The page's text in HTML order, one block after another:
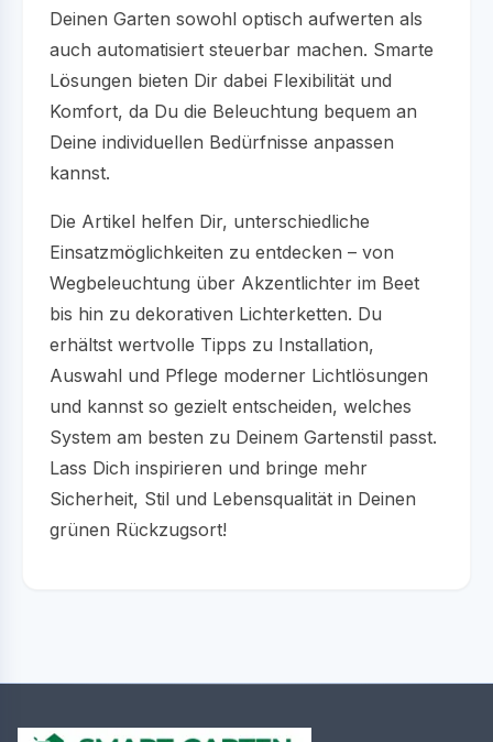
Deinen Garten sowohl optisch aufwerten als
auch automatisiert steuerbar machen. Smarte
Lösungen bieten Dir dabei Flexibilität und
Komfort, da Du die Beleuchtung bequem an
Deine individuellen Bedürfnisse anpassen
kannst.
Die Artikel helfen Dir, unterschiedliche
Einsatzmöglichkeiten zu entdecken – von
Wegbeleuchtung über Akzentlichter im Beet
bis hin zu dekorativen Lichterketten. Du
erhältst wertvolle Tipps zu Installation,
Auswahl und Pflege moderner Lichtlösungen
und kannst so gezielt entscheiden, welches
System am besten zu Deinem Gartenstil passt.
Lass Dich inspirieren und bringe mehr
Sicherheit, Stil und Lebensqualität in Deinen
grünen Rückzugsort!